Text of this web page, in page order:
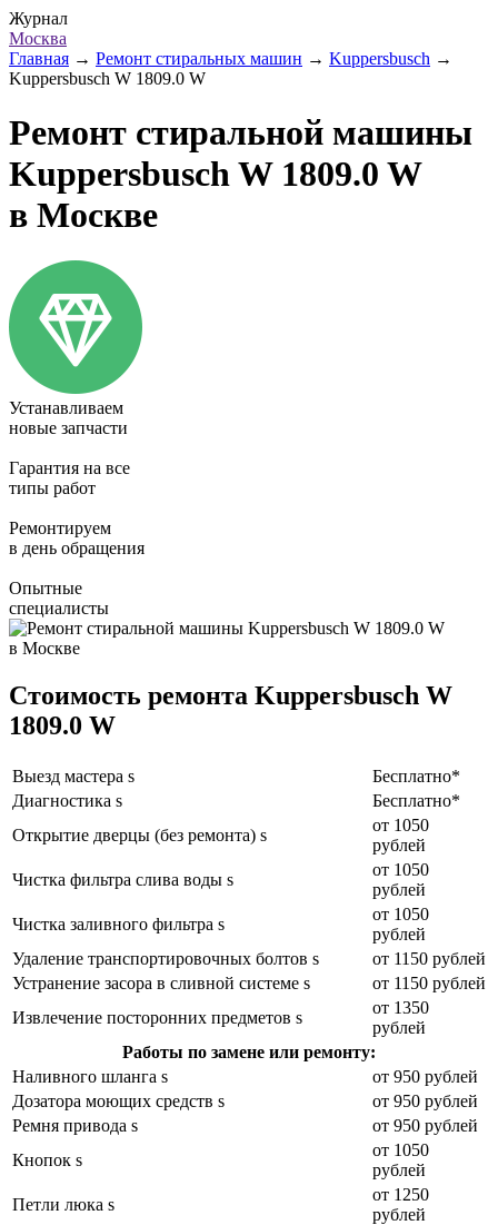
Журнал
Москва
Главная → Ремонт стиральных машин → Kuppersbusch →
Kuppersbusch W 1809.0 W
Ремонт стиральной машины
Kuppersbusch W 1809.0 W
в Москве
Устанавливаем
новые запчасти
Гарантия на все
типы работ
Ремонтируем
в день обращения
Опытные
специалисты
Стоимость ремонта Kuppersbusch W
1809.0 W
Выезд мастера s
Бесплатно*
Диагностика s
Бесплатно*
Открытие дверцы (без ремонта) s
от 1050
рублей
Чистка фильтра слива воды s
от 1050
рублей
Чистка заливного фильтра s
от 1050
рублей
Удаление транспортировочных болтов s
от 1150 рублей
Устранение засора в сливной системе s
от 1150 рублей
Извлечение посторонних предметов s
от 1350
рублей
Работы по замене или ремонту:
Наливного шланга s
от 950 рублей
Дозатора моющих средств s
от 950 рублей
Ремня привода s
от 950 рублей
Кнопок s
от 1050
рублей
Петли люка s
от 1250
рублей